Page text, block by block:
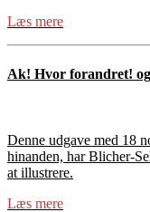
Læs mere
Ak! Hvor forandret!
Denne udgave med 18
hinanden, har Blicher-
at illustrere.
Læs mere